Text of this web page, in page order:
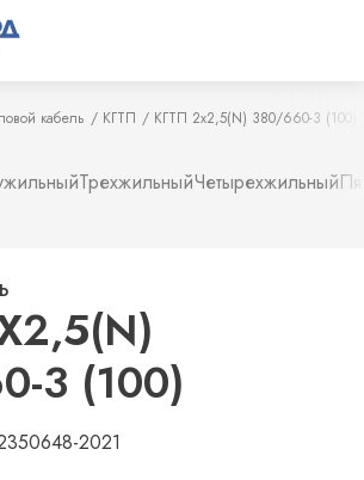
кабель КГТП КГТП 2х2,5(N) 380/660-3 (100)
ТрехжильныйЧетырехжильный
3 (100)
2021